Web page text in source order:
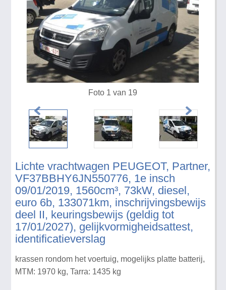
Lichte vrachtwagen PEUGEOT, Partner,
VF37BBHY6JN550776, 1e insch
09/01/2019, 1560cm³, 73kW, diesel,
euro 6b, 133071km, inschrijvingsbewijs
deel II, keuringsbewijs (geldig tot
17/01/2027), gelijkvormigheidsattest,
identificatieverslag
krassen rondom het voertuig, mogelijks platte batterij,
MTM: 1970 kg, Tarra: 1435 kg
Foto 1 van 19